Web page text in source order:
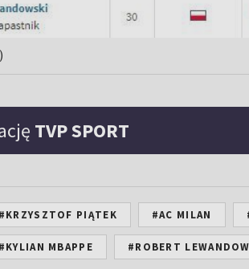
TVP SPORT
#KRZYSZTOF PIĄTEK #AC MILAN
#KYLIAN MBAPPE #ROBERT